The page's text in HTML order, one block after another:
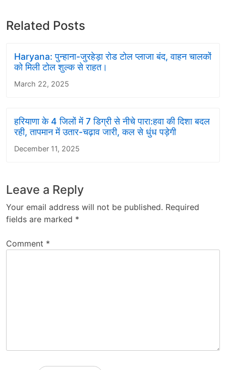
Related Posts
Haryana: पुन्हाना-जुरहेड़ा रोड टोल प्लाजा बंद, वाहन चालकों
को मिली टोल शुल्क से राहत।
March 22, 2025
हरियाणा के 4 जिलों में 7 डिग्री से नीचे पारा:हवा की दिशा बदल
रही, तापमान में उतार-चढ़ाव जारी, कल से धुंध पड़ेगी
December 11, 2025
Leave a Reply
Your email address will not be published. Required
fields are marked *
Comment *